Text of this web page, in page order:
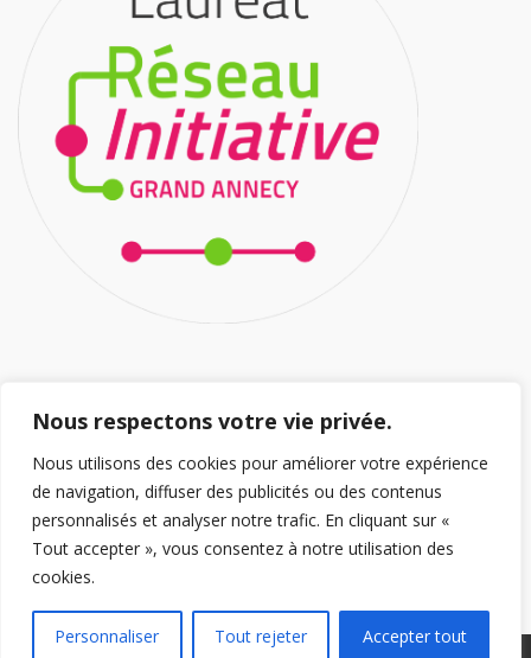
Nous respectons votre vie privée.
Nous utilisons des cookies pour améliorer votre expérience
de navigation, diffuser des publicités ou des contenus
personnalisés et analyser notre trafic. En cliquant sur «
Tout accepter », vous consentez à notre utilisation des
cookies.
Personnaliser Tout rejeter Accepter tout
HORAIRES D’OUVERTURE
Ouvert 5/7J
Lundi au Jeudi : 8h/12h – 14h/18h30
Vendredi 8h/12h – 14h/18h